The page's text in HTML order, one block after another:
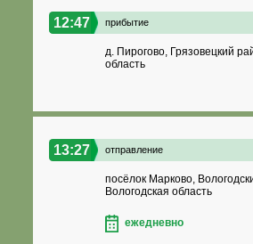
12:47 прибытие
д. Пирогово, Грязовецкий
область
13:27 отправление
посёлок Марково,
Вологодская область
ежедневно